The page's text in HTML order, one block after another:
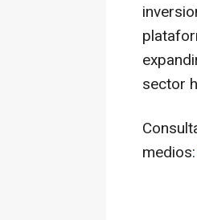
sector
medios: